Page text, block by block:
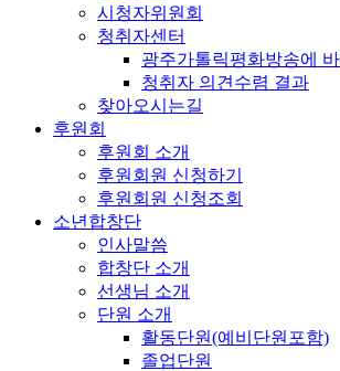
시청자위원회
청취자센터
광주가톨릭평화방송에
청취자 의견수렴 결과
찾아오시는길
후원회
후원회 소개
후원회원 신청하기
후원회원 신청조회
소년합창단
인사말씀
합창단 소개
선생님 소개
단원 소개
활동단원(예비단원포함)
졸업단원